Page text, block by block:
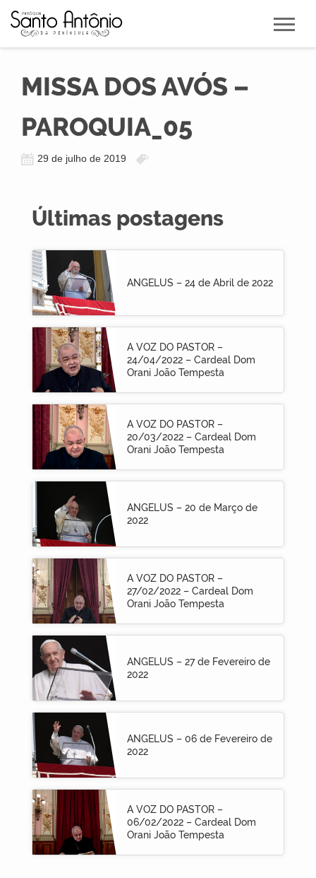
MISSA DOS AVÓS –
PAROQUIA_05
29 de julho de 2019
Últimas postagens
ANGELUS – 24 de Abril de 2022
A VOZ DO PASTOR –
24/04/2022 – Cardeal Dom
Orani João Tempesta
A VOZ DO PASTOR –
20/03/2022 – Cardeal Dom
Orani João Tempesta
ANGELUS – 20 de Março de
2022
A VOZ DO PASTOR –
27/02/2022 – Cardeal Dom
Orani João Tempesta
ANGELUS – 27 de Fevereiro de
2022
ANGELUS – 06 de Fevereiro de
2022
A VOZ DO PASTOR –
06/02/2022 – Cardeal Dom
Orani João Tempesta